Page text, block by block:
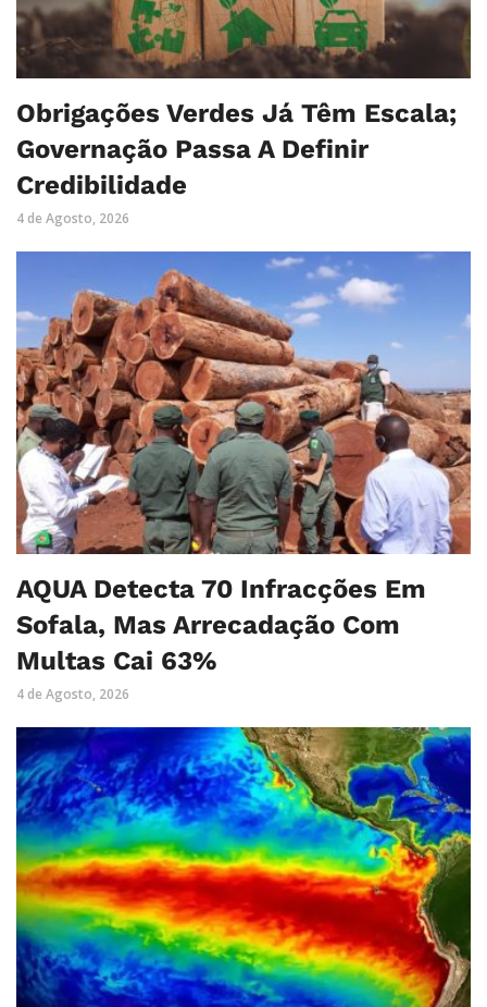
Obrigações Verdes Já Têm Escala;
Governação Passa A Definir
Credibilidade
4 de Agosto, 2026
AQUA Detecta 70 Infracções Em
Sofala, Mas Arrecadação Com
Multas Cai 63%
4 de Agosto, 2026